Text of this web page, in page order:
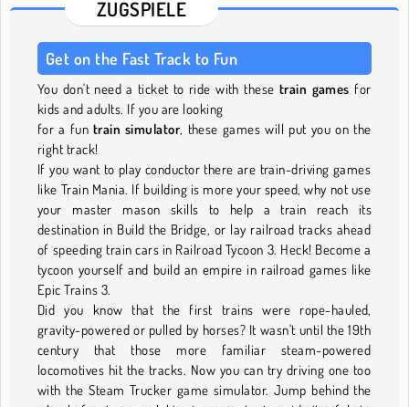
ZUGSPIELE
Get on the Fast Track to Fun
You don't need a ticket to ride with these train games for
kids and adults. If you are looking
for a fun train simulator, these games will put you on the
right track!
If you want to play conductor there are train-driving games
like Train Mania. If building is more your speed, why not use
your master mason skills to help a train reach its
destination in Build the Bridge, or lay railroad tracks ahead
of speeding train cars in Railroad Tycoon 3. Heck! Become a
tycoon yourself and build an empire in railroad games like
Epic Trains 3.
Did you know that the first trains were rope-hauled,
gravity-powered or pulled by horses? It wasn't until the 19th
century that those more familiar steam-powered
locomotives hit the tracks. Now you can try driving one too
with the Steam Trucker game simulator. Jump behind the